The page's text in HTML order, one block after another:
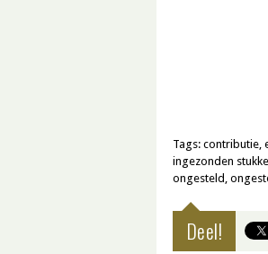
Tags: contributie,
ingezonden
ongesteld ,
Deel!